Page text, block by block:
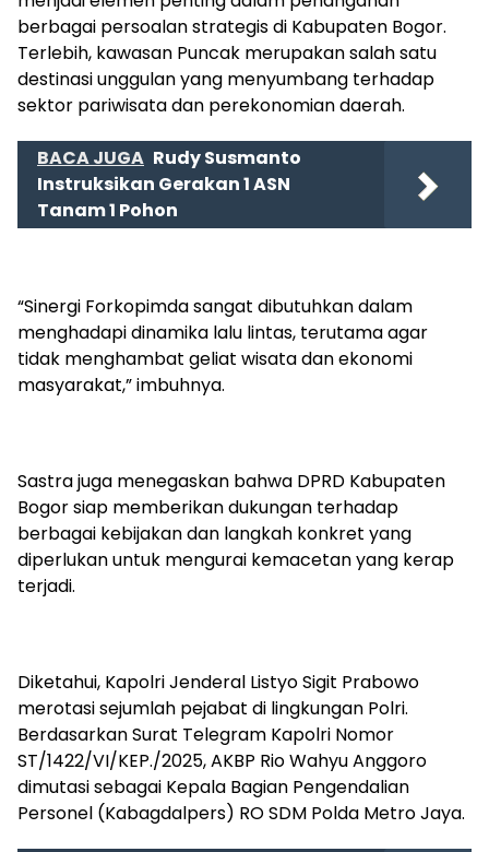
berbagai persoalan strategis di Kabupaten Bogor.
Terlebih, kawasan Puncak merupakan salah satu
destinasi unggulan yang menyumbang terhadap
sektor pariwisata dan perekonomian daerah.
BACA JUGA Rudy Susmanto
Instruksikan Gerakan 1 ASN
Tanam 1 Pohon
“Sinergi Forkopimda sangat dibutuhkan dalam
menghadapi dinamika lalu lintas, terutama agar
tidak menghambat geliat wisata dan ekonomi
masyarakat,” imbuhnya.
Sastra juga menegaskan bahwa DPRD Kabupaten
Bogor siap memberikan dukungan terhadap
berbagai kebijakan dan langkah konkret yang
diperlukan untuk mengurai kemacetan yang kerap
terjadi.
Diketahui, Kapolri Jenderal Listyo Sigit Prabowo
merotasi sejumlah pejabat di lingkungan Polri.
Berdasarkan Surat Telegram Kapolri Nomor
ST/1422/VI/KEP./2025, AKBP Rio Wahyu Anggoro
dimutasi sebagai Kepala Bagian Pengendalian
Personel (Kabagdalpers) RO SDM Polda Metro Jaya.